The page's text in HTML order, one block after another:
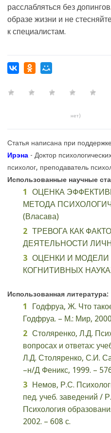
расслабляться без
образе жизни и не
к специалистам.
нет)
Статья написана при
Ирэна - Доктор
психолог, преподаватель
Использованные научные
ОЦЕНКА
МЕТОДА
(Власава)
ТРЕВОГА КАК
ДЕЯТЕЛЬНОСТИ
ОЦЕНКИ И МОДЕЛИ
КОГНИТИВНЫХ
Использованная литература:
Годфруа, Ж. Что
Годфруа. – М.: Мир,
Столяренко, Л.Д.
вопросах и ответах:
Л.Д. Столяренко, С.И.
–н/Д Феникс, 1999. –
Немов, Р.С.
пед. учеб. заведений /
Психология
2002. – 608 с.